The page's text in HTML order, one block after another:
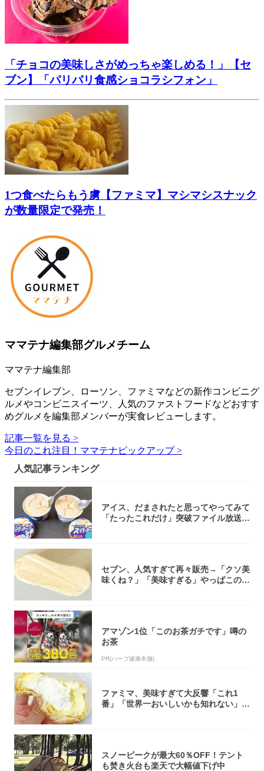
「チョコの美味しさがめっちゃ楽しめる！」【セ
ブン】「パリパリ食感ショコラシフォン」
1つ食べたらもう虜【ファミマ】マシマシスナック
が数量限定で発売！
ママテナ編集部グルメチーム
ママテナ編集部
セブンイレブン、ローソン、ファミマなどの新作コンビニグ
ルメやコンビニスイーツ、人気のファストフードなどおすす
めグルメを編集部メンバーが実食レビューします。
記事一覧を見る >
今日のこれ注目！ママテナピックアップ >
人気記事ランキング
アイス、だまされたと思ってやってみて
「たったこれだけ」突破ファイル放送で
セブン、人気すぎて再々販売→「クソ美
味くね？」「美味すぎる」やっぱこのク
アマゾン1位「このお茶ガチです」噂の
お茶
PR(ハーブ健康本舗)
ファミマ、美味すぎて大反響「これ1
番」「世界一おいしいかも知れない」
スノーピークが最大60％OFF！テント
も焚き火台も楽天で大幅値下げ中